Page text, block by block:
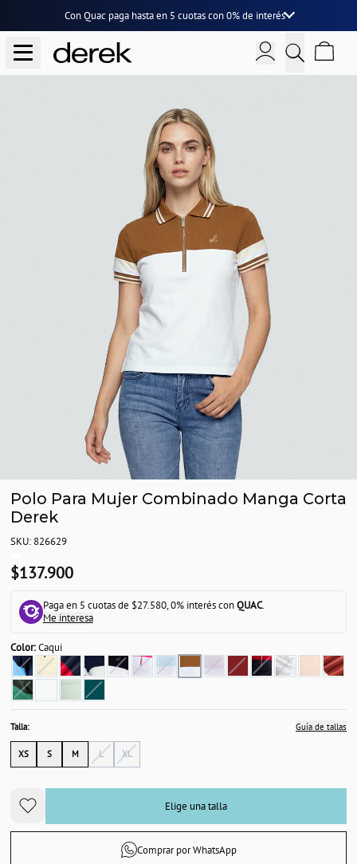
Con Quac paga hasta en 5 cuotascon0% de interés
Polo Para Mujer Combinado Manga Corta
Derek
SKU: 826629
$137.900
Paga en 5 cuotas de $27.580, 0% interés conQUAC.
Me interesa
Color:Caqui
Talla: Guía de tallas
XS S M L XL
Elige una talla
Comprar por WhatsApp